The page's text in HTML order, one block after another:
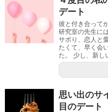
デート
彼と付き合って
研究室の先生に
サボり、恋人と
たくて、早く会
た。 少し、新し
思い出の
目のデート